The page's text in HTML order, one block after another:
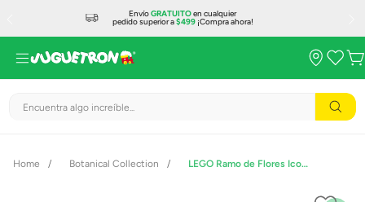
EnvíoGRATUITOen cualquier
pedido superior a$499¡Compra ahora!
Encuentra algo increíble...
Botanical Collection LEGO Ramo de Flores Icons 10280